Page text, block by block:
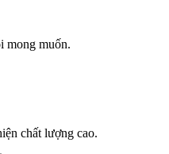
mong muốn.
chất lượng cao.